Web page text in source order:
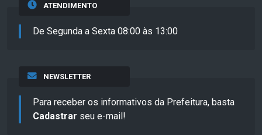
ATENDIMENTO
De Segunda a Sexta 08:00 às 13:00
NEWSLETTER
Para receber os informativos da Prefeitura, basta
Cadastrar seu e-mail!